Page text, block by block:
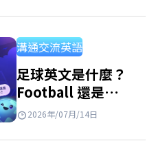
字女 想找到最適合你
美国女性名字或者英
一個很好的方法。許
帶有優雅又自信的
溝通交流英語
足球英文是什麼？
Football 還是
Soccer？學完整足球
2026年/07月/14日